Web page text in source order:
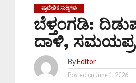
ಪ್ರಾದೇಶಿಕ ಸುದ್ದಿಗಳು
ಬೆಳ್ತಂಗಡಿ:
ದಾಳಿ,
By Editor
Posted on June 1, 2026